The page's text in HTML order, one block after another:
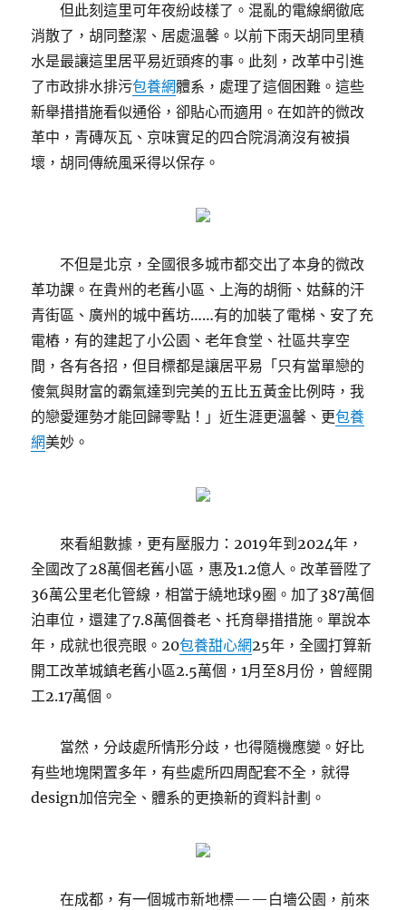
但此刻這里可年夜紛歧樣了。混亂的電線網徹底
消散了，胡同整潔、居處溫馨。以前下雨天胡同里積
水是最讓這里居平易近頭疼的事。此刻，改革中引進
了市政排水排污包養網體系，處理了這個困難。這些
新舉措措施看似通俗，卻貼心而適用。在如許的微改
革中，青磚灰瓦、京味實足的四合院涓滴沒有被損
壞，胡同傳統風采得以保存。
不但是北京，全國很多城市都交出了本身的微改
革功課。在貴州的老舊小區、上海的胡衕、姑蘇的汗
青街區、廣州的城中舊坊……有的加裝了電梯、安了充
電樁，有的建起了小公園、老年食堂、社區共享空
間，各有各招，但目標都是讓居平易「只有當單戀的
傻氣與財富的霸氣達到完美的五比五黃金比例時，我
的戀愛運勢才能回歸零點！」近生涯更溫馨、更包養
網美妙。
來看組數據，更有壓服力：2019年到2024年，
全國改了28萬個老舊小區，惠及1.2億人。改革晉陞了
36萬公里老化管線，相當于繞地球9圈。加了387萬個
泊車位，還建了7.8萬個養老、托育舉措措施。單說本
年，成就也很亮眼。20包養甜心網25年，全國打算新
開工改革城鎮老舊小區2.5萬個，1月至8月份，曾經開
工2.17萬個。
當然，分歧處所情形分歧，也得隨機應變。好比
有些地塊閑置多年，有些處所四周配套不全，就得
design加倍完全、體系的更換新的資料計劃。
在成都，有一個城市新地標——白墻公園，前來